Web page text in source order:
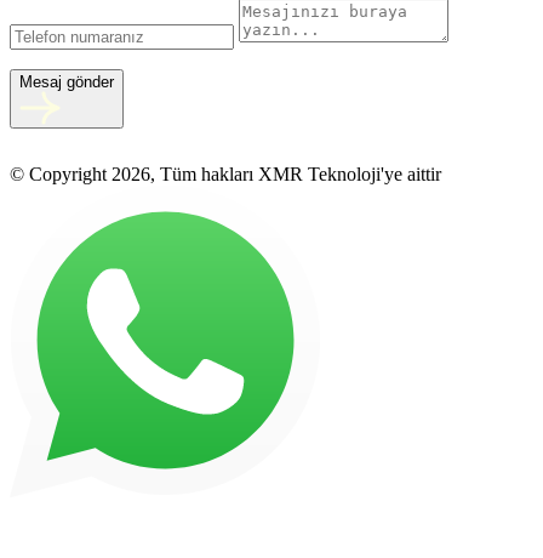
Mesaj gönder
© Copyright 2026, Tüm hakları XMR Teknoloji'ye aittir